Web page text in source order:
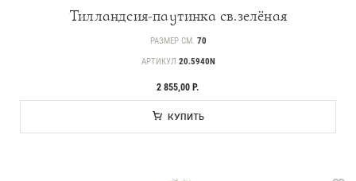
Тилландсия-паутинка св.зелёная
РАЗМЕР СМ. 70
АРТИКУЛ 20.5940N
2 855,00 Р.
КУПИТЬ